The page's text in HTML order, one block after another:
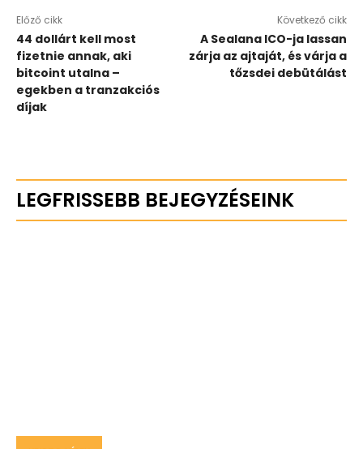
Előző cikk
44 dollárt kell most
fizetnie annak, aki
bitcoint utalna –
egekben a tranzakciós
díjak
Következő cikk
A Sealana ICO-ja lassan
zárja az ajtaját, és várja a
tőzsdei debütálást
LEGFRISSEBB BEJEGYZÉSEINK